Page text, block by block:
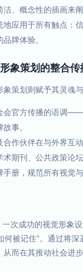
、概念性的插画来阐
应用于所有触点：
牌体验。
象策划的整合传
策划则赋予其灵魂
会官方传播的语调
事。
合作伙伴在与外界互
术期刊、公共政策论
手册，规范所有视觉
次成功的视觉形象
何被记住”。通过将
而在其推动社会进